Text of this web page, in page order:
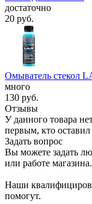
достаточно
20 руб.
Омыватель стекол
много
130 руб.
Отзывы
У данного товара
первым, кто
Задать вопрос
Вы можете задать
или работе магазина.
Наши
помогут.